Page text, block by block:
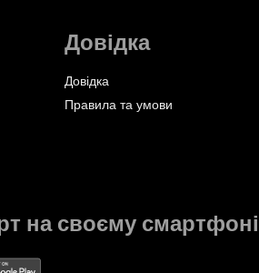
Довідка
Довідка
Правила та умови
на своєму смартфоні